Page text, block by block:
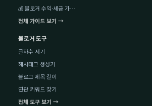
💰 블로거 수익·세금 가이드
전체 가이드 보기 →
블로거 도구
글자수 세기
해시태그 생성기
블로그 제목 길이
연관 키워드 찾기
전체 도구 보기 →